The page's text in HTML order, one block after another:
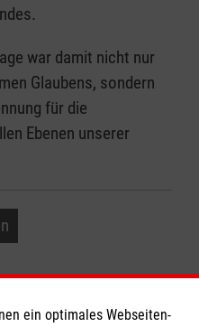
war damit nicht nur
Glaubens, sondern
für die
Ebenen unserer
ein optimales Webseiten-